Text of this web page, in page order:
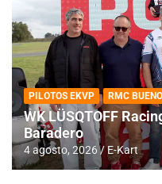
PILOTOS EKVP RMC
WK LÜSQTOFF
Baradero
4 agosto, 2026 E-Kart